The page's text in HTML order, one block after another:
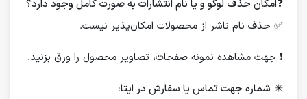
❓امکان حذف لوگو و یا نام انتشارات به صورت کامل وجود دارد؟
✅ حذف نام ناشر از محصولات امکان‌پذیر نیست.
❗️ جهت مشاهده نمونه صفحات، تصاویر محصول را ورق بزنید.
✴️ شماره جهت تماس یا سفارش در ایتا: